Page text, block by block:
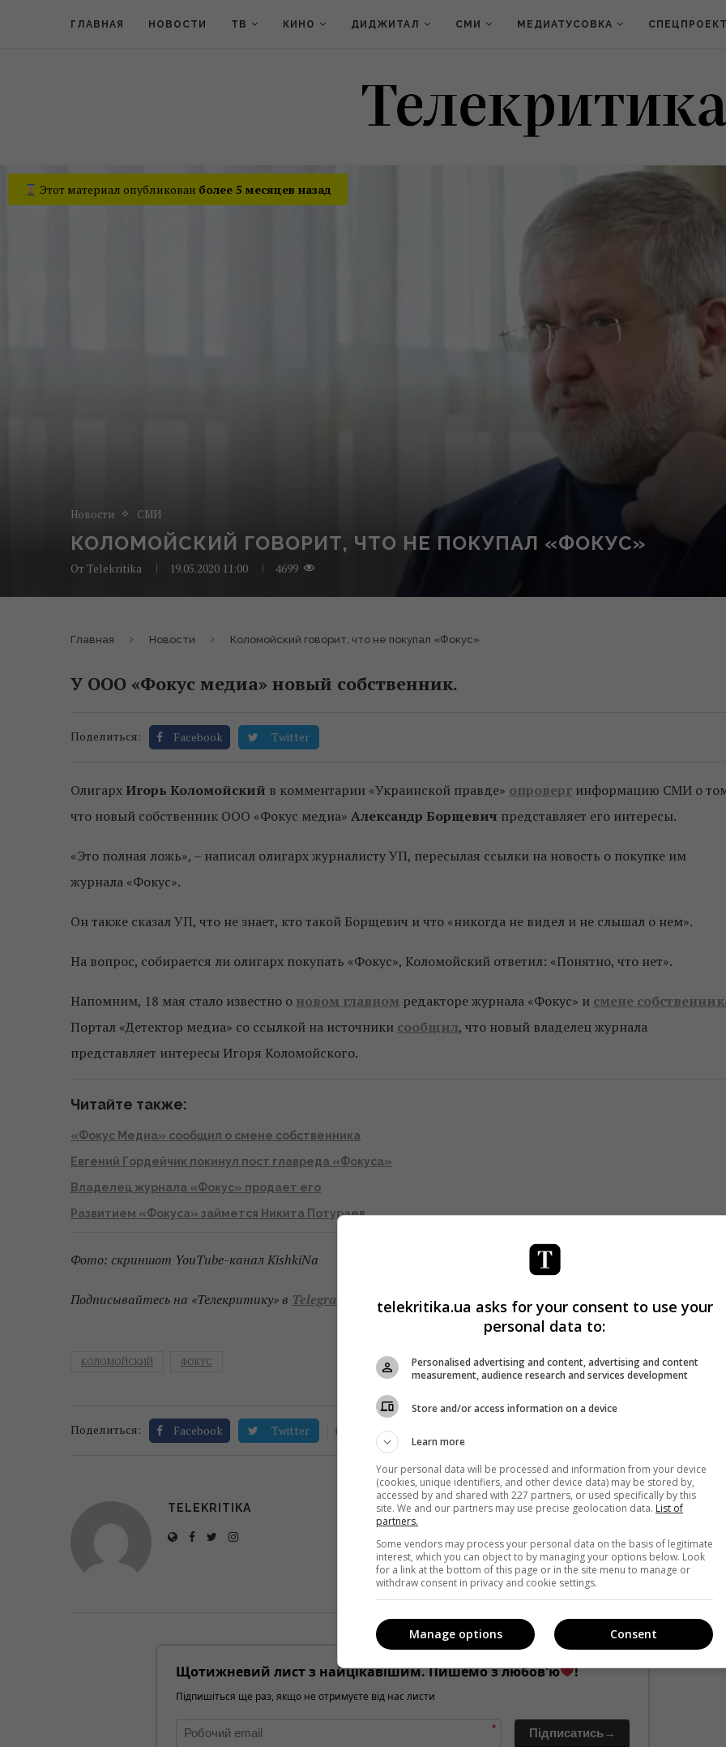
ГЛАВНАЯ НОВОСТИ ТВ КИНО ДИДЖИТАЛ СМИ МЕДИАТУСОВКА
Этот материал опубликован более 5 месяцев назад
Новости СМИ
КОЛОМОЙСКИЙ ГОВОРИТ, ЧТО НЕ ПОКУПАЛ «ФОКУС»
От Telekritika 19.05.2020 11:00 4699
Главная Новости Коломойский говорит, что не покупал «Фокус»
У ООО «Фокус медиа» новый собственник.
Поделиться: Facebook Twitter
Олигарх Игорь Коломойский в комментарии «Украинской правде» опроверг информацию СМИ о
что новый собственник ООО «Фокус медиа» Александр Борщевич представляет его интересы.
«Это полная ложь», – написал олигарх журналисту УП, пересылая ссылки на новость о покупке им
журнала «Фокус».
Он также сказал УП, что не знает, кто такой Борщевич и что «никогда не видел и не слышал о нем».
На вопрос, собирается ли олигарх покупать «Фокус», Коломойский ответил: «Понятно, что нет».
Напомним, 18 мая стало известно о новом главном редакторе журнала «Фокус» и смене
Портал «Детектор медиа» со ссылкой на источники сообщил, что новый владелец журнала
представляет интересы Игоря Коломойского.
Читайте также:
«Фокус Медиа» сообщил о смене собственника
Евгений Гордейчик покинул пост главреда «Фокуса»
Владелец журнала «Фокус» продает его
Развитием «Фокуса» займется Никита Потураев
Фото: скриншот YouTube-канал KishkiNa
Подписывайтесь на «Телекритику»в Telegram Facebook !
КОЛОМОЙСКИЙ ФОКУС
Поделиться: Facebook Twitter 0
TELEKRITIKA
Щотижневий лист з найцікавішим. Пишемо з любов'ю !
Підпишіться ще раз, якщо не отримуєте від нас листи
* Підписатись→
telekritika.ua asks for your consent to use your
personal data to:
Personalised advertising and content, advertising and content
measurement, audience research and services development
Store and/or access information on a device
Learn more
Your personal data will be processed and information from your device
(cookies, unique identifiers, and other device data) may be stored by,
accessed by and shared with 227 partners, or used specifically by this
site. We and our partners may use precise geolocation data. List of
partners.
Some vendors may process your personal data on the basis of legitimate
interest, which you can object to by managing your options below. Look
for a link at the bottom of this page or in the site menu to manage or
withdraw consent in privacy and cookie settings.
Consent
Manage options